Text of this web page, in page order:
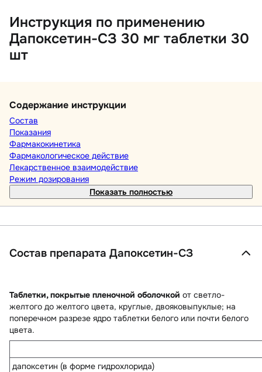
Инструкция по применению
Дапоксетин-СЗ 30 мг таблетки 30
шт
Содержание инструкции
Состав
Показания
Фармакокинетика
Фармакологическое действие
Лекарственное взаимодействие
Режим дозирования
Показать полностью
Состав препарата Дапоксетин-СЗ
Таблетки, покрытые пленочной оболочкой от светло-
желтого до желтого цвета, круглые, двояковыпуклые; на
поперечном разрезе ядро таблетки белого или почти белого
цвета.
дапоксетин (в форме гидрохлорида)